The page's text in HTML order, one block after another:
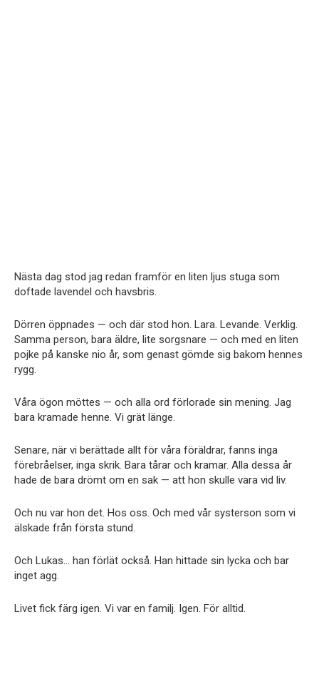
Nästa dag stod jag redan framför en liten ljus stuga som
doftade lavendel och havsbris.
Dörren öppnades — och där stod hon. Lara. Levande. Verklig.
Samma person, bara äldre, lite sorgsnare — och med en liten
pojke på kanske nio år, som genast gömde sig bakom hennes
rygg.
Våra ögon möttes — och alla ord förlorade sin mening. Jag
bara kramade henne. Vi grät länge.
Senare, när vi berättade allt för våra föräldrar, fanns inga
förebråelser, inga skrik. Bara tårar och kramar. Alla dessa år
hade de bara drömt om en sak — att hon skulle vara vid liv.
Och nu var hon det. Hos oss. Och med vår systerson som vi
älskade från första stund.
Och Lukas… han förlät också. Han hittade sin lycka och bar
inget agg.
Livet fick färg igen. Vi var en familj. Igen. För alltid.